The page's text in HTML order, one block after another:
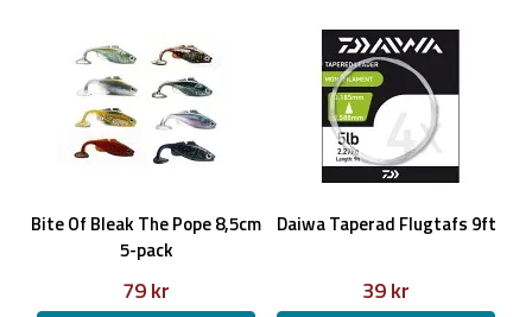
Bite Of Bleak The Pope 8,5cm
5-pack
79 kr
Daiwa Taperad Flugtafs 9ft
39 kr